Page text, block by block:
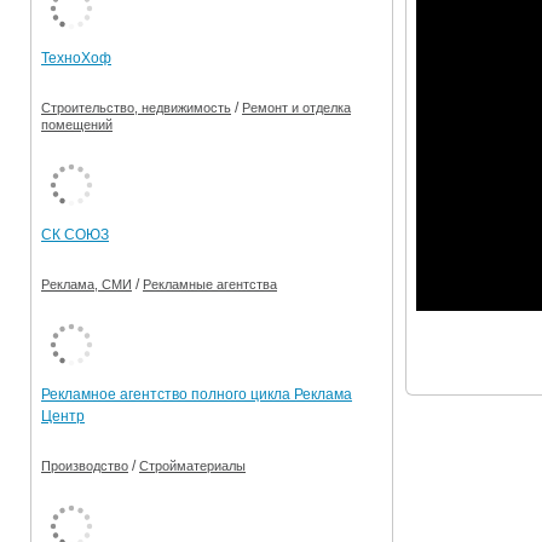
ТехноХоф
Строительство, недвижимость / Ремонт и отделка
помещений
СК СОЮЗ
Реклама, СМИ / Рекламные агентства
Рекламное агентство полного цикла Реклама
Центр
Производство /Стройматериалы